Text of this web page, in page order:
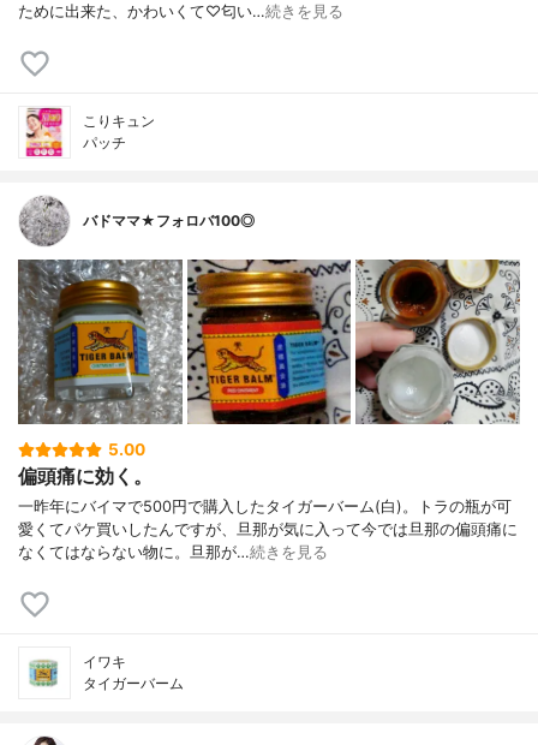
ために出来た、かわいくて♡匂い…続きを見る
こりキュン
パッチ
バドママ★フォロバ100◎
5.00
偏頭痛に効く。
一昨年にバイマで500円で購入したタイガーバーム(白)。トラの瓶が可
愛くてパケ買いしたんですが、旦那が気に入って今では旦那の偏頭痛に
なくてはならない物に。旦那が…続きを見る
イワキ
タイガーバーム